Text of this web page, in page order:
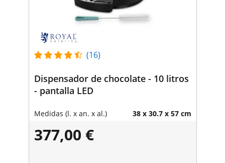
(16)
Dispensador de chocolate - 10 litros
- pantalla LED
Medidas (l. x an. x al.) 38 x 30.7 x 57 cm
377,00 €